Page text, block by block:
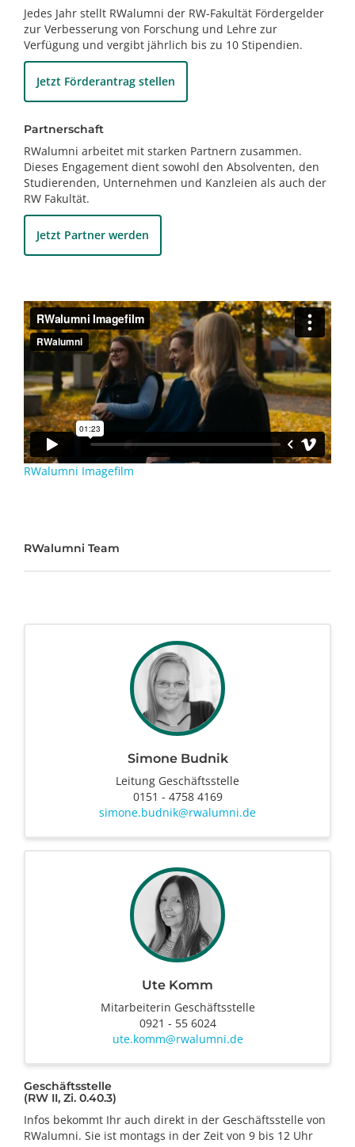
Jedes Jahr stellt RWalumni der RW-Fakultät Fördergelder
zur Verbesserung von Forschung und Lehre zur
Verfügung und vergibt jährlich bis zu 10 Stipendien.
Jetzt Förderantrag stellen
Partnerschaft
RWalumni arbeitet mit starken Partnern zusammen.
Dieses Engagement dient sowohl den Absolventen, den
Studierenden, Unternehmen und Kanzleien als auch der
RW Fakultät.
Jetzt Partner werden
RWalumni Imagefilm
RWalumni Team
Simone Budnik
Leitung Geschäftsstelle
0151 - 4758 4169
simone.budnik@rwalumni.de
Ute Komm
Mitarbeiterin Geschäftsstelle
0921 - 55 6024
ute.komm@rwalumni.de
Geschäftsstelle
(RW II, Zi. 0.40.3)
Infos bekommt Ihr auch direkt in der Geschäftsstelle von
RWalumni. Sie ist montags in der Zeit von 9 bis 12 Uhr